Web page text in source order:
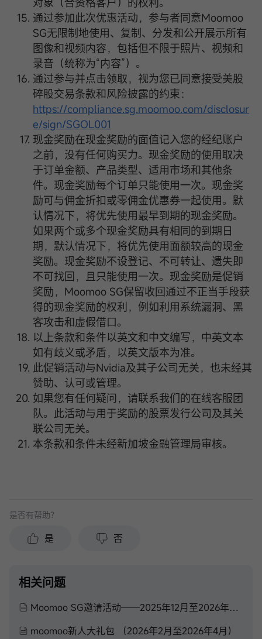
通过参加此次优惠活动，参与者同意Moomoo
SG无限制地使用、复制、分发和公开展示所有
图像和视频内容，包括但不限于照片、视频和
录音（统称为“内容”）。
通过参与并点击领取，视为您已同意接受美股
碎股交易条款和风险披露的约束：
https://compliance.sg.moomoo.com/disclosur
e/sign/SGOL001
现金奖励在现金奖励的面值记入您的经纪账户
之前，没有任何购买力。现金奖励的使用取决
于订单金额、产品类型、适用市场和其他条
件。现金奖励每个订单只能使用一次。现金奖
励可与佣金折扣或零佣金优惠券一起使用。默
认情况下，将优先使用最早到期的现金奖励。
如果两个或多个现金奖励具有相同的到期日
期，默认情况下，将优先使用面额较高的现金
奖励。现金奖励不设登记、不可转让、遗失即
不可找回，且只能使用一次。现金奖励是促销
奖励，Moomoo SG保留收回通过不正当手段获
得的现金奖励的权利，例如利用系统漏洞、黑
客攻击和虚假借口。
以上条款和条件以英文和中文编写，中英文本
如有歧义或矛盾，以英文版本为准。
此促销活动与Nvidia及其子公司无关，也未经其
赞助、认可或管理。
如果您有任何疑问，请联系我们的在线客服团
队。此活动与用于奖励的股票发行公司及其关
联公司无关。
本条款和条件未经新加坡金融管理局审核。
是否有帮助？
是 否
相关问题
Moomoo SG邀请活动——2025年12月至2026年2月
moomoo新人大礼包 （2026年2月至2026年4月）